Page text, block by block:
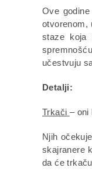
Ove
otvorenom,
staze koja
učestvuju
Detalji:
Trkači – oni
Njih
skajranere
da će